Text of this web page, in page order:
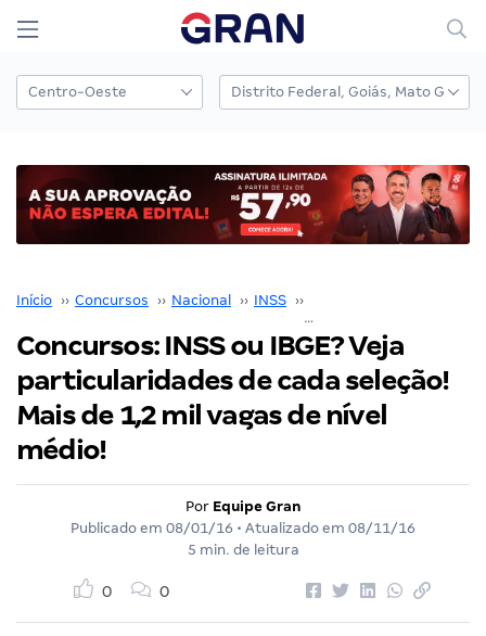
Início ›› Concursos ›› Nacional ›› INSS ››
Concursos: INSS ou IBGE? Veja
particularidades de cada seleção!
Mais de 1,2 mil vagas de nível
médio!
Por Equipe Gran
Publicado em 08/01/16 • Atualizado em 08/11/16
5 min. de leitura
0 0